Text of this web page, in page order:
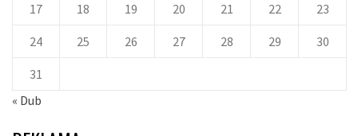
17 18 19 20 21 22 23
24 25 26 27 28 29 30
31
« Dub